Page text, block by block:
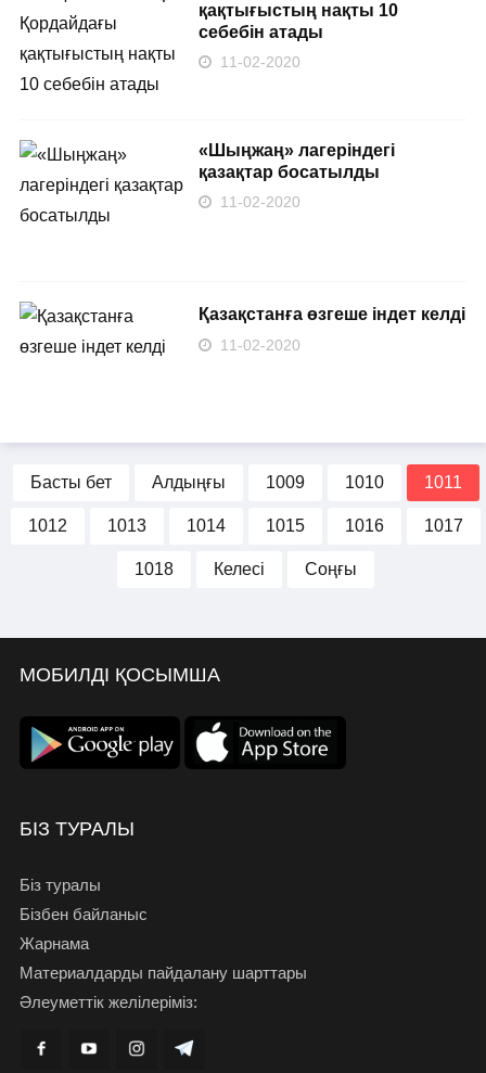
қақтығыстың нақты 10
себебін атады
11-02-2020
«Шыңжаң» лагеріндегі
қазақтар босатылды
11-02-2020
Қазақстанға өзгеше індет ​келді
11-02-2020
Басты бет Алдыңғы 1009 1010 1011
1012 1013 1014 1015 1016 1017
1018 Келесі Соңғы
МОБИЛДІ ҚОСЫМША
БІЗ ТУРАЛЫ
Біз туралы
Бізбен байланыс
Жарнама
Материалдарды пайдалану шарттары
Әлеуметтік желілеріміз: